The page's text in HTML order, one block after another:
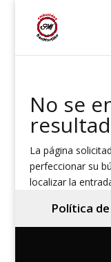
No se
La página
perfeccionar su
localizar la
Política